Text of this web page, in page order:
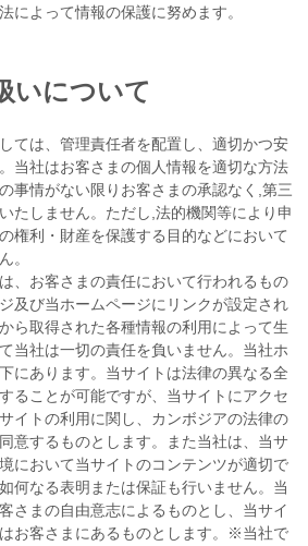
によって情報の保護に努めます。
いについて
ては、管理責任者を配置し、適切かつ安
当社はお客さまの個人情報を適切な方法
事情がない限りお客さまの承認なく,第三
たしません。ただし,法的機関等により申
権利・財産を保護する目的などにおいて
。
、お客さまの責任において行われるもの
及び当ホームページにリンクが設定され
ら取得された各種情報の利用によって生
当社は一切の責任を負いません。当社ホ
にあります。当サイトは法律の異なる全
ることが可能ですが、当サイトにアクセ
イトの利用に関し、カンボジアの法律の
意するものとします。また当社は、当サ
において当サイトのコンテンツが適切で
何なる表明または保証も行いません。当
さまの自由意志によるものとし、当サイ
お客さまにあるものとします。※当社で